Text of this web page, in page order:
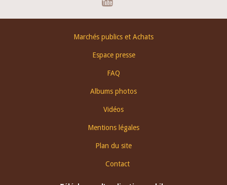
Marchés publics et Achats
Espace presse
FAQ
Albums photos
Vidéos
Mentions légales
Plan du site
Contact